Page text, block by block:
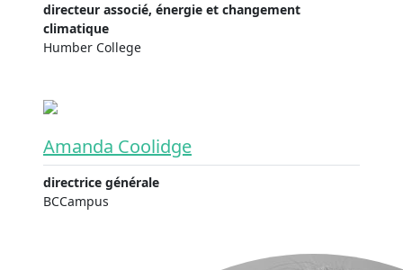
directeur associé, énergie et changement
climatique
Humber College
Amanda Coolidge
directrice générale
BCCampus